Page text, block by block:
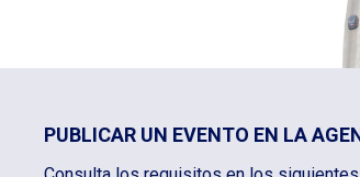
PUBLICAR UN EVENTO EN LA